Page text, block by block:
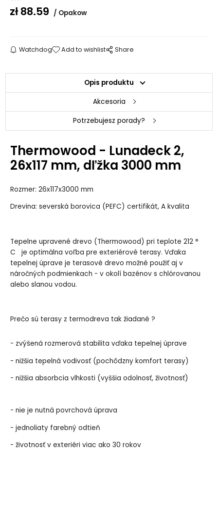
zł88.59 Opakow
Watchdog Add to wishlist Share
Opis produktu
Akcesoria
Potrzebujesz porady?
Thermowood - Lunadeck 2,
26x117 mm, dľžka 3000 mm
Rozmer: 26x117x3000 mm
Drevina: severská borovica (PEFC) certifikát, A kvalita
Tepelne upravené drevo (Thermowood) pri teplote 212 °
C je optimálna voľba pre exteriérové terasy. Vďaka
tepelnej úprave je terasové drevo možné použiť aj v
náročných podmienkach - v okolí bazénov s chlórovanou
alebo slanou vodou.
Prečo sú terasy z termodreva tak žiadané ?
- zvýšená rozmerová stabilita vďaka tepelnej úprave
- nižšia tepelná vodivosť (pochôdzny komfort terasy)
- nižšia absorbcia vlhkosti (vyššia odolnosť, životnosť)
- nie je nutná povrchová úprava
- jednoliaty farebný odtieň
- životnosť v exteriéri viac ako 30 rokov